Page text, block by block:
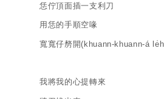
恁佇頂面插一支利刀
用恁的手順空喙
寬寬仔剺開(khuann-khuann-á
我將我的心提轉來